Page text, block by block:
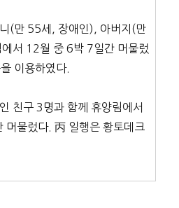
(만 55세, 장애인), 아버지(만
서 12월 중 6박 7일간 머물렀
이용하였다.
친구 3명과 함께 휴양림에서
머물렀다. 丙 일행은 황토데크